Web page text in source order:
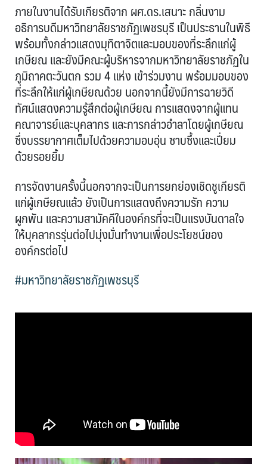
ภายในงานได้รับเกียรติจาก ผศ.ดร.เสนาะ กลิ่นงาม
อธิการบดีมหาวิทยาลัยราชภัฏเพชรบุรี เป็นประธานในพิธี
พร้อมทั้งกล่าวแสดงมุทิตาจิตและมอบของที่ระลึกแก่ผู้
เกษียณ และยังมีคณะผู้บริหารจากมหาวิทยาลัยราชภัฏใน
ภูมิถาคตะวันตก รวม 4 แห่ง เข้าร่วมงาน พร้อมมอบของ
ที่ระลึกให้แก่ผู้เกษียณด้วย นอกจากนี้ยังมีการฉายวิดี
ทัศน์แสดงความรู้สึกต่อผู้เกษียณ การแสดงจากผู้แทน
คณาจารย์และบุคลากร และการกล่าวอำลาโดยผู้เกษียณ
ซึ่งบรรยากาศเต็มไปด้วยความอบอุ่น ซาบซึ้งและเปี่ยม
ด้วยรอยยิ้ม
การจัดงานครั้งนี้นอกจากจะเป็นการยกย่องเชิดชูเกียรติ
แก่ผู้เกษียณแล้ว ยังเป็นการแสดงถึงความรัก ความ
ผูกพัน และความสามัคคีในองค์กรที่จะเป็นแรงบันดาลใจ
ให้บุคลากรรุ่นต่อไปมุ่งมั่นทำงานเพื่อประโยชน์ของ
องค์กรต่อไป
#มหาวิทยาลัยราชภัฏเพชรบุรี